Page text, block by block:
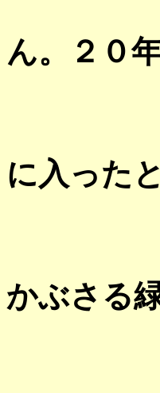
ん。２０
に入った
かぶさる